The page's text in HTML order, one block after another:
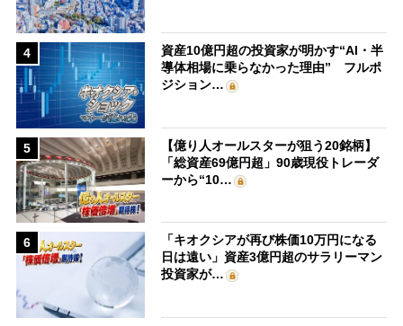
4
資産10億円超の投資家が明かす“AI・半
導体相場に乗らなかった理由” フルポ
ジション…
5
【億り人オールスターが狙う20銘柄】
「総資産69億円超」90歳現役トレーダ
ーから“10…
6
「キオクシアが再び株価10万円になる
日は遠い」資産3億円超のサラリーマン
投資家が…